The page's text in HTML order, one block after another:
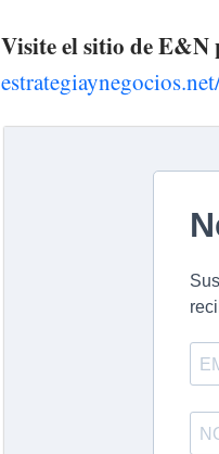
Visite el sitio de E&N